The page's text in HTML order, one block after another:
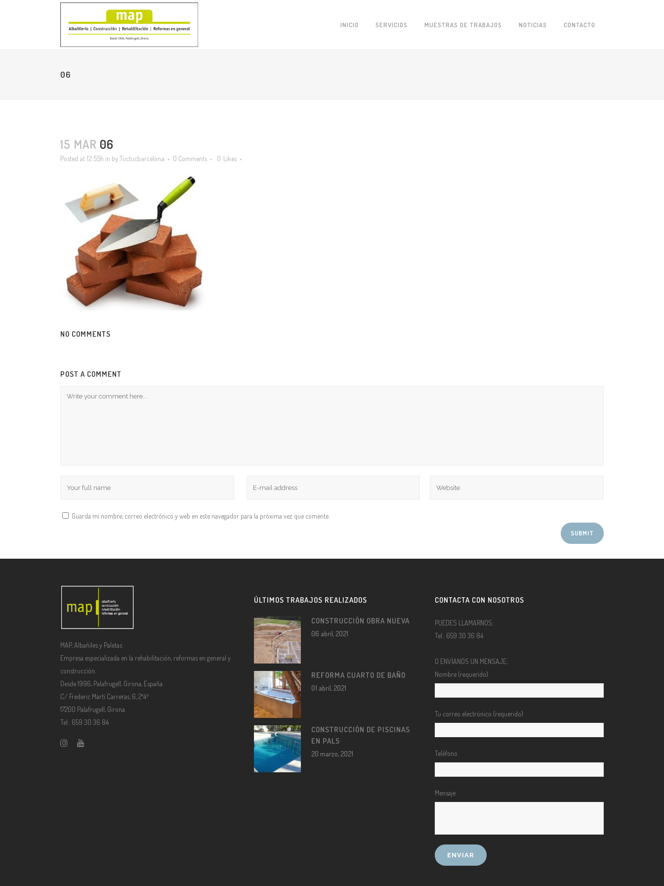
INICIO SERVICIOS MUESTRAS DE TRABAJOS NOTICIAS CONTACTO
06
15 MAR 06
Posted at 12:55h in byTuctucbarcelona 0 Comments 0 Likes
NO COMMENTS
POST A COMMENT
Guarda mi nombre, correo electrónico y web en este navegador para la próxima vez que comente.
MAP, Albañiles y Paletas
Empresa especializada en la rehabilitación, reformas en general y
construcción.
Desde 1996, Palafrugell, Girona, España.
C/ Frederic Martí Carreras, 6, 2º4ª
17200 Palafrugell, Girona
Tel.: 659 30 36 84
ÚLTIMOS TRABAJOS REALIZADOS
CONSTRUCCIÓN OBRA NUEVA
06 abril, 2021
REFORMA CUARTO DE BAÑO
01 abril, 2021
CONSTRUCCIÓN DE PISCINAS
EN PALS
20 marzo, 2021
CONTACTA CON NOSOTROS
PUEDES LLAMARNOS:
Tel.: 659 30 36 84
O ENVÍANOS UN MENSAJE:
Nombre (requerido)
Tu correo electrónico (requerido)
Teléfono
Mensaje